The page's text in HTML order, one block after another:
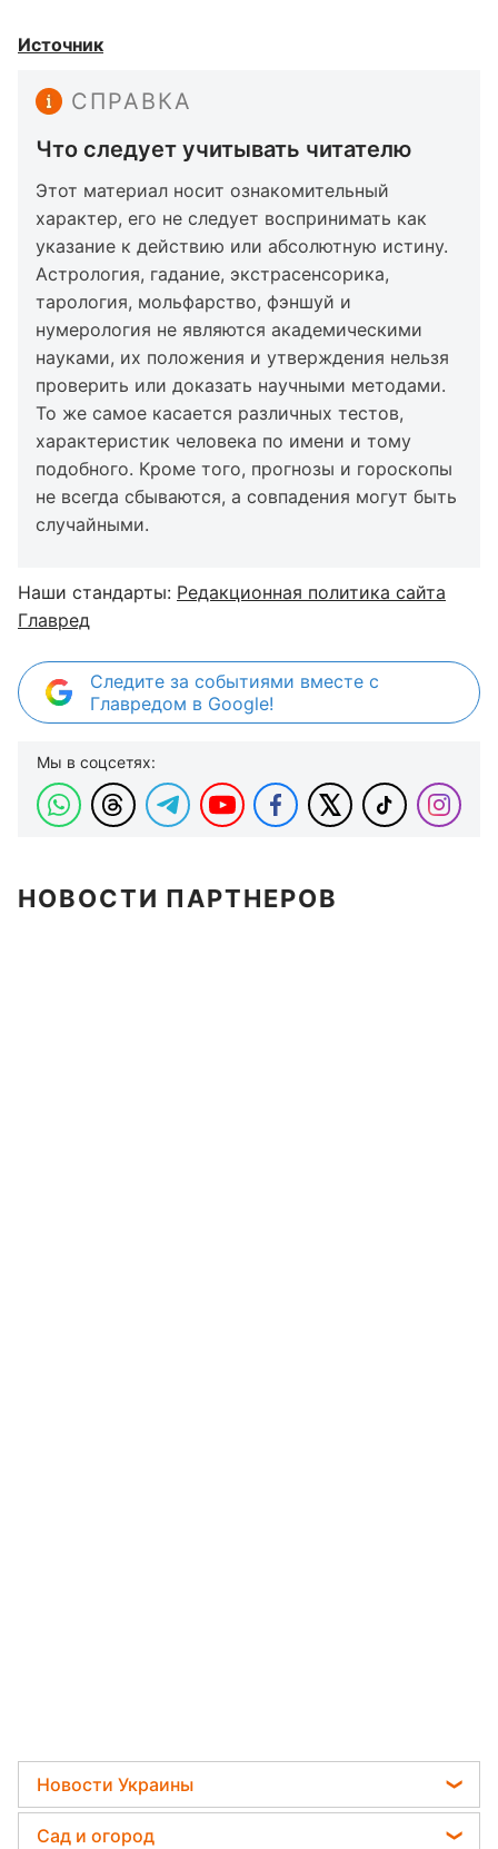
Источник
СПРАВКА
Что следует учитывать читателю
Этот материал носит ознакомительный
характер, его не следует воспринимать как
указание к действию или абсолютную истину.
Астрология, гадание, экстрасенсорика,
тарология, мольфарство, фэншуй и
нумерология не являются академическими
науками, их положения и утверждения нельзя
проверить или доказать научными методами.
То же самое касается различных тестов,
характеристик человека по имени и тому
подобного. Кроме того, прогнозы и гороскопы
не всегда сбываются, а совпадения могут быть
случайными.
Наши стандарты: Редакционная политика сайта
Главред
Следите за событиями вместе с
Главредом в Google!
Мы в соцсетях:
НОВОСТИ ПАРТНЕРОВ
Новости Украины
Пенсии в Украине
Сад и огород